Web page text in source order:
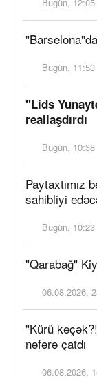
Bugün, 11:53
"Lids
reallaşdırdı
Bugün, 10:38
Paytaxtımız
sahibliyi
Bugün, 10:23
"Qarabağ"
06.08.2026,
"Kürü
nəfərə çatdı
06.08.2026,